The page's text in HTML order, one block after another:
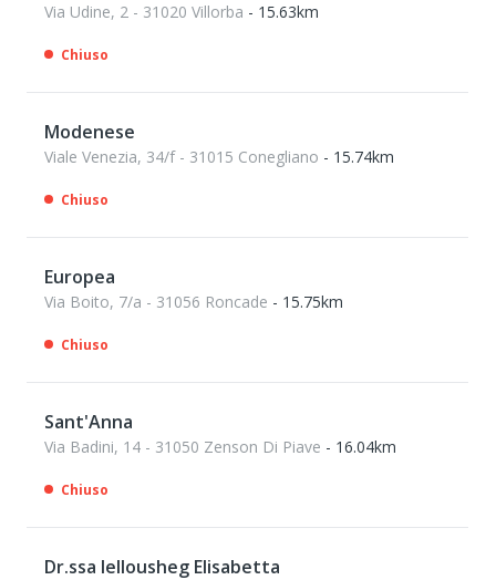
Via Udine, 2 - 31020 Villorba - 15.63km
Chiuso
Modenese
Viale Venezia, 34/f - 31015 Conegliano - 15.74km
Chiuso
Europea
Via Boito, 7/a - 31056 Roncade - 15.75km
Chiuso
Sant'Anna
Via Badini, 14 - 31050 Zenson Di Piave - 16.04km
Chiuso
Dr.ssa Iellousheg Elisabetta